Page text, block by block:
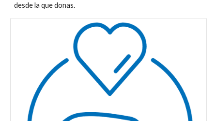
desde la que donas.